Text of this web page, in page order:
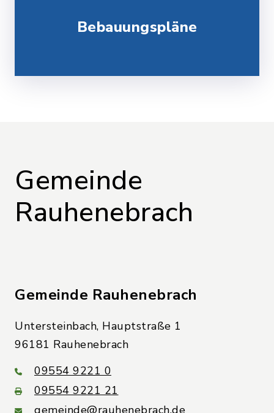
Bebauungspläne
Gemeinde
Rauhenebrach
Gemeinde Rauhenebrach
Untersteinbach, Hauptstraße 1
96181 Rauhenebrach
09554 9221 0
09554 9221 21
gemeinde@rauhenebrach.de